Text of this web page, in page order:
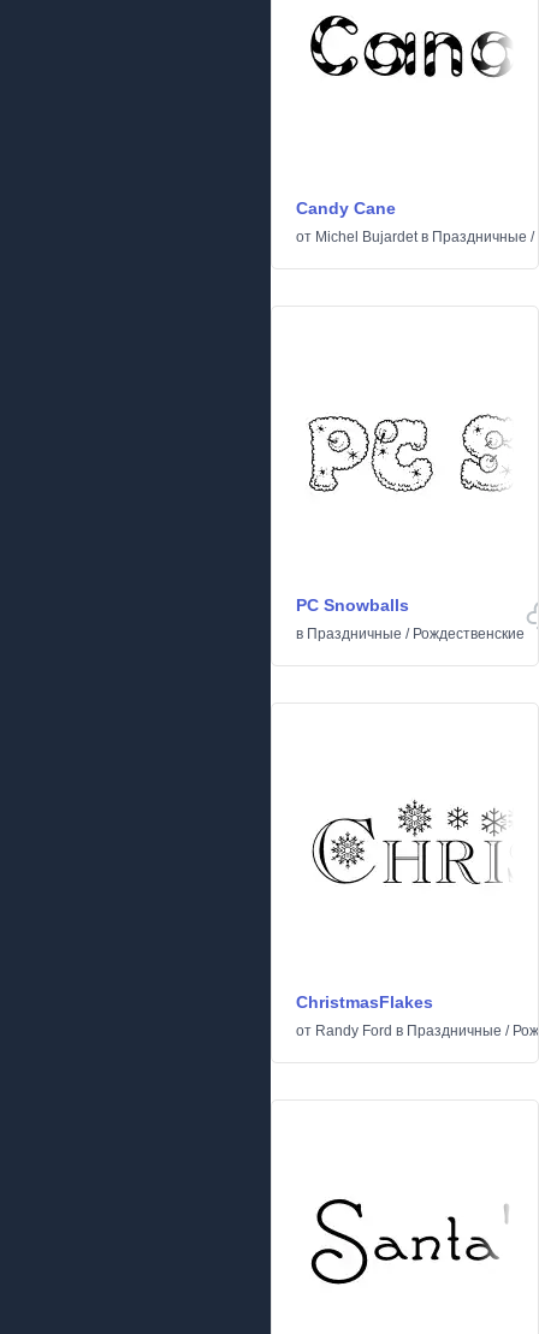
Candy Cane
от Michel Bujardetв Праздничные /
PC Snowballs
в Праздничные / Рождественские
ChristmasFlakes
от Randy Ford в Праздничные /